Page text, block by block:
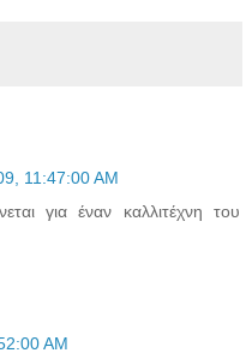
11:47:00 AM
για έναν καλλιτέχνη του
AM